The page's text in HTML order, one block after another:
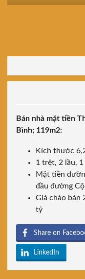
Bán nhà mặt tiền
Bình; 119m2:
Kích thước
1 trệt, 2 lầu,
Mặt tiền
đầu đường
Giá chào bán
tỷ
Share on
LinkedIn